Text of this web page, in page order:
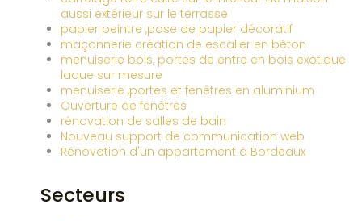
aussi extérieur sur le terrasse
papier peintre ,pose de papier décoratif
maçonnerie création de escalier en béton
menuiserie bois, portes de entre en bois exotique
laque sur mesure
menuiserie ,portes et fenêtres en aluminium
Ouverture de fenêtres
rénovation de salles de bain
Nouveau support de communication web
Rénovation d'un appartement à Bordeaux
Secteurs